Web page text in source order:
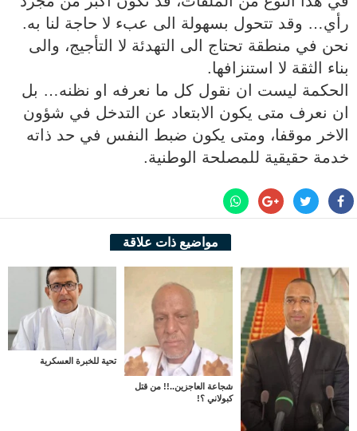
رأي… وقد تتحول بسهولة الى عبء لا حاجة لنا به.
‎نحن في منطقة تحتاج الى التهدئة لا التأجيج، والى
بناء الثقة لا استنزافها.
‎الحكمة ليست ان نقول كل ما نعرفه او نظنه… بل
ان نعرف متى يكون الابتعاد عن التدخل في شؤون
الاخر موقفا، ومتى يكون ضبط النفس في حد ذاته
خدمة حقيقية للمصلحة الوطنية.
مواضيع ذات علاقة
شجاعة العاجزين..!! من قتل
كبولاني ؟!
تحية للخبرة العسكرية